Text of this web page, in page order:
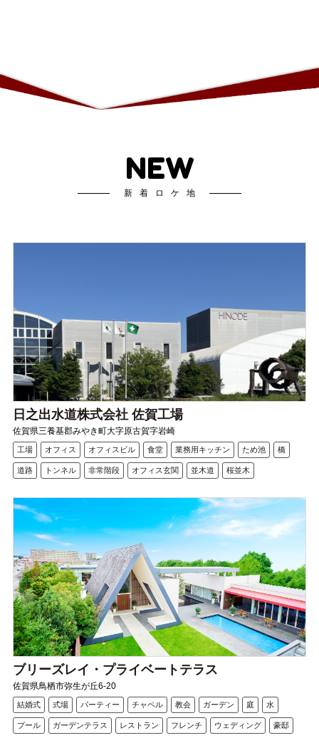
NEW
新着ロケ地
日之出水道株式会社 佐賀工場
佐賀県三養基郡みやき町大字原古賀字岩崎
工場 オフィス オフィスビル 食堂 業務用キッチン ため池 橋
道路 トンネル 非常階段 オフィス玄関 並木道 桜並木
ブリーズレイ・プライベートテラス
佐賀県鳥栖市弥生が丘6-20
結婚式 式場 パーティー チャペル 教会 ガーデン 庭 水
プール ガーデンテラス レストラン フレンチ ウェディング 豪邸